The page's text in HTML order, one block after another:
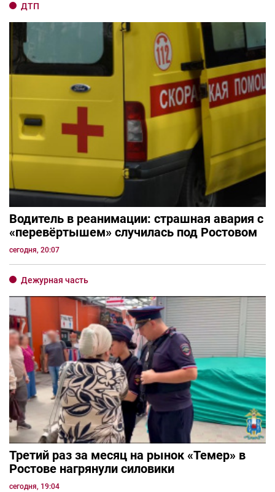
ДТП
Водитель в реанимации: страшная авария с
«перевёртышем» случилась под Ростовом
сегодня, 20:07
Дежурная часть
Третий раз за месяц на рынок «Темер» в
Ростове нагрянули силовики
сегодня, 19:04